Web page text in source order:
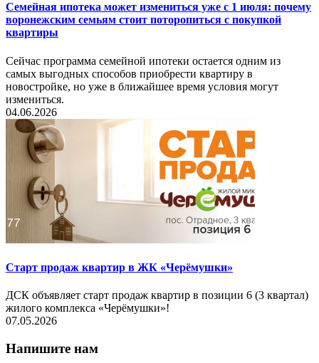
Семейная ипотека может измениться уже с 1 июля: почему
воронежским семьям стоит поторопиться с покупкой
квартиры
Сейчас программа семейной ипотеки остается одним из
самых выгодных способов приобрести квартиру в
новостройке, но уже в ближайшее время условия могут
измениться.
04.06.2026
Старт продаж квартир в ЖК «Черёмушки»
ДСК объявляет старт продаж квартир в позиции 6 (3 квартал)
жилого комплекса «Черёмушки»!
07.05.2026
Напишите нам